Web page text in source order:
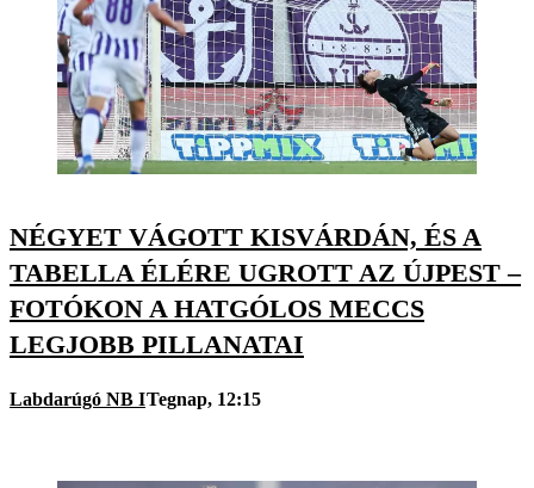
NÉGYET VÁGOTT KISVÁRDÁN, ÉS A
TABELLA ÉLÉRE UGROTT AZ ÚJPEST –
FOTÓKON A HATGÓLOS MECCS
LEGJOBB PILLANATAI
Labdarúgó NB ITegnap, 12:15